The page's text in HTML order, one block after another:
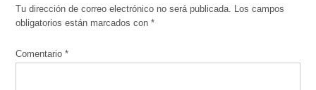
Tu dirección de correo electrónico no será publicada.
Los campos
obligatorios están marcados con*
Comentario*